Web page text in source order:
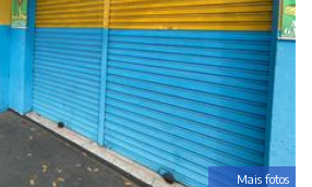
Mais fotos